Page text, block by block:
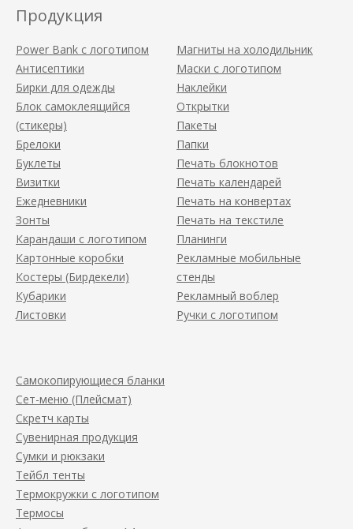
Продукция
Power Bank с логотипом
Антисептики
Бирки для одежды
Блок самоклеящийся
(стикеры)
Брелоки
Буклеты
Визитки
Ежедневники
Зонты
Карандаши с логотипом
Картонные коробки
Костеры (Бирдекели)
Кубарики
Листовки
Магниты на холодильник
Маски с логотипом
Наклейки
Открытки
Пакеты
Папки
Печать блокнотов
Печать календарей
Печать на конвертах
Печать на текстиле
Планинги
Рекламные мобильные
стенды
Рекламный воблер
Ручки с логотипом
Самокопирующиеся бланки
Сет-меню (Плейсмат)
Скретч карты
Сувенирная продукция
Сумки и рюкзаки
Тейбл тенты
Термокружки с логотипом
Термосы